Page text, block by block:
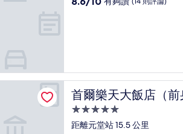
夠
讚，
(14
則
評
論)
首爾樂天大飯店（前
首爾樂天大飯店（前身：
5.0
星
距離元堂站 15.5 公里